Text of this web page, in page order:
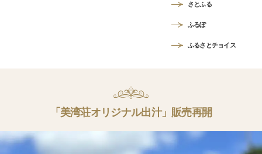
さとふる
ふるぽ
ふるさとチョイス
「美湾荘オリジナル出汁」販売再開